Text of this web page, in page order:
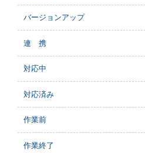
バージョンアップ
連 携
対応中
対応済み
作業前
作業終了